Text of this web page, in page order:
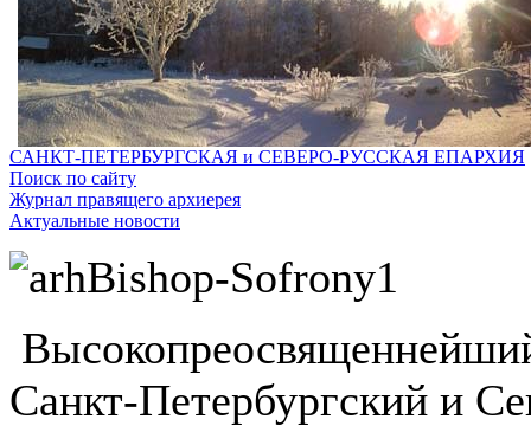
САНКТ-ПЕТЕРБУРГСКАЯ и СЕВЕРО-РУССКАЯ ЕПАРХИЯ
Поиск по сайту
Журнал правящего архиерея
Актуальные новости
Санкт-Петербургский и